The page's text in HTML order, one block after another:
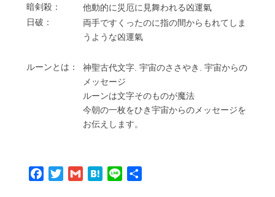
暗剣殺：
他動的に災厄に⾒舞われる凶運氣
⽇破：
両⼿ですくったのに指の間からもれてしま
うような凶運氣
ルーンとは：
神聖古代⽂字. 宇宙のささやき. 宇宙からの
メッセージ
ルーンは⽂字そのものが魔法
今朝の⼀枚をひき宇宙からのメッセージを
お伝えします。
Facebook
TwitterGmail Hatena
Line